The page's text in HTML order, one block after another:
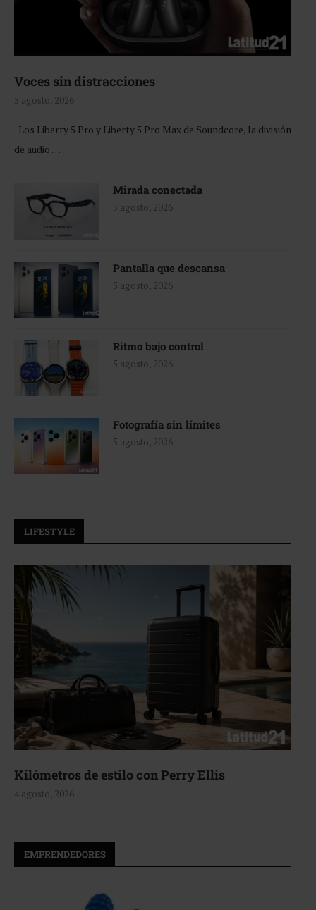
Voces sin distracciones
5 agosto, 2026
Los Liberty 5 Pro y Liberty 5 Pro Max de Soundcore, la división
de audio …
Mirada conectada
5 agosto, 2026
Pantalla que descansa
5 agosto, 2026
Ritmo bajo control
5 agosto, 2026
Fotografía sin límites
5 agosto, 2026
LIFESTYLE
Aerie, texturas que fluyen
4 agosto, 2026
EMPRENDEDORES